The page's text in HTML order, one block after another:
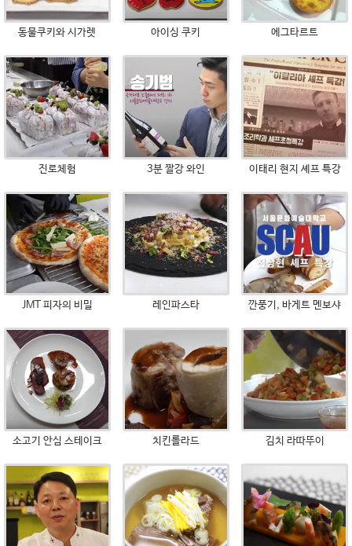
동물쿠키와 시가렛 아이싱 쿠키 에그타르트
진로체험 3분 짤강 와인 이태리 현지 셰프 특강
JMT 피자의 비밀 레인파스타 깐풍기, 바게트 멘보샤
소고기 안심 스테이크 치킨롤라드 김치 라따뚜이